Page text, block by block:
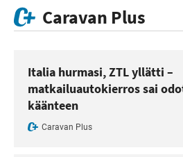
Caravan Plus
Italia hurmasi, ZTL yllätti –
matkailuautokierros sai
käänteen
Caravan Plus